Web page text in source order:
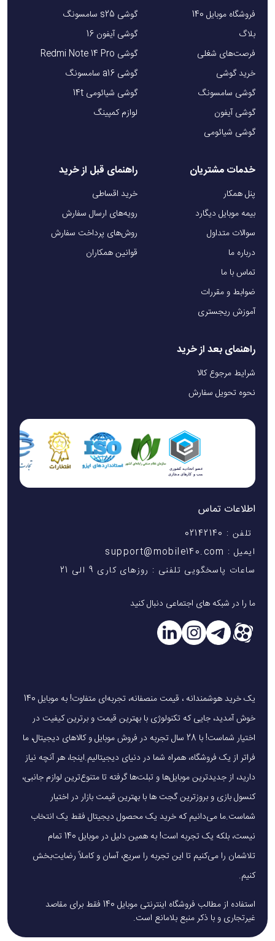
فروشگاه موبایل 140
بلاگ
فرصت‌های شغلی
خرید گوشی
گوشی سامسونگ
گوشی آیفون
گوشی شیائومی
گوشی s25 سامسونگ
گوشی آیفون 16
گوشی Redmi Note 14 Pro
گوشی a16 سامسونگ
گوشی شیائومی 14t
لوازم کمپینگ
خدمات مشتریان
پنل همکار
بیمه موبایل دیگارد
سوالات متداول
درباره ما
تماس با ما
ضوابط و مقررات
آموزش ریجستری
راهنمای قبل از خرید
خرید اقساطی
رویه‌های ارسال سفارش
روش‌های پرداخت سفارش
قوانین همکاران
راهنمای بعد از خرید
شرایط مرجوع کالا
نحوه تحویل سفارش
اطلاعات تماس
تلفن : 02142140
ایمیل : support@mobile140.com
ساعات پاسخگویی تلفنی : روزهای کاری 9 الی 21
ما را در شبکه های اجتماعی دنبال کنید
یک خرید هوشمندانه ، قیمت منصفانه، تجربه‌ای متفاوت! به موبایل 140
خوش آمدید، جایی که تکنولوژی با بهترین قیمت و برترین کیفیت در
اختیار شماست! با 28 سال تجربه در فروش موبایل و کالاهای دیجیتال، ما
فراتر از یک فروشگاه، همراه شما در دنیای دیجیتالیم.اینجا، هر آنچه نیاز
دارید، از جدیدترین موبایل‌ها و تبلت‌ها گرفته تا متنوع‌ترین لوازم جانبی،
کنسول بازی و بروزترین گجت ها با بهترین قیمت بازار در اختیار
شماست.ما می‌دانیم که خرید یک محصول دیجیتال فقط یک انتخاب
نیست، بلکه یک تجربه است! به همین دلیل در موبایل 140 تمام
تلاشمان را می‌کنیم تا این تجربه را سریع، آسان و کاملاً رضایت‌بخش
کنیم.
استفاده از مطالب فروشگاه اینترنتی موبایل 140 فقط برای مقاصد
غیرتجاری و با ذکر منبع بلامانع است.